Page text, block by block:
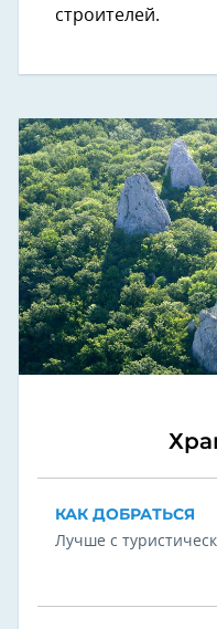
строителей.
КАК ДОБРАТЬСЯ
Лучше с